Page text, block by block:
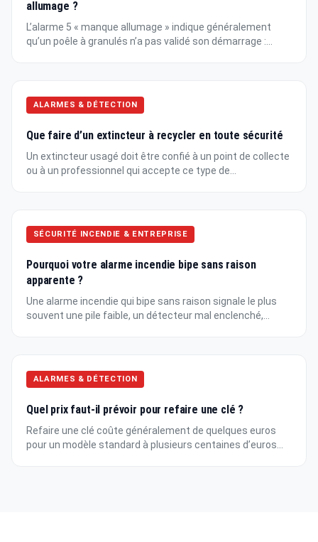
allumage ?
L’alarme 5 « manque allumage » indique généralement
qu’un poêle à granulés n’a pas validé son démarrage :...
ALARMES & DÉTECTION
Que faire d’un extincteur à recycler en toute sécurité
Un extincteur usagé doit être confié à un point de collecte
ou à un professionnel qui accepte ce type de...
SÉCURITÉ INCENDIE & ENTREPRISE
Pourquoi votre alarme incendie bipe sans raison
apparente ?
Une alarme incendie qui bipe sans raison signale le plus
souvent une pile faible, un détecteur mal enclenché,...
ALARMES & DÉTECTION
Quel prix faut-il prévoir pour refaire une clé ?
Refaire une clé coûte généralement de quelques euros
pour un modèle standard à plusieurs centaines d’euros...